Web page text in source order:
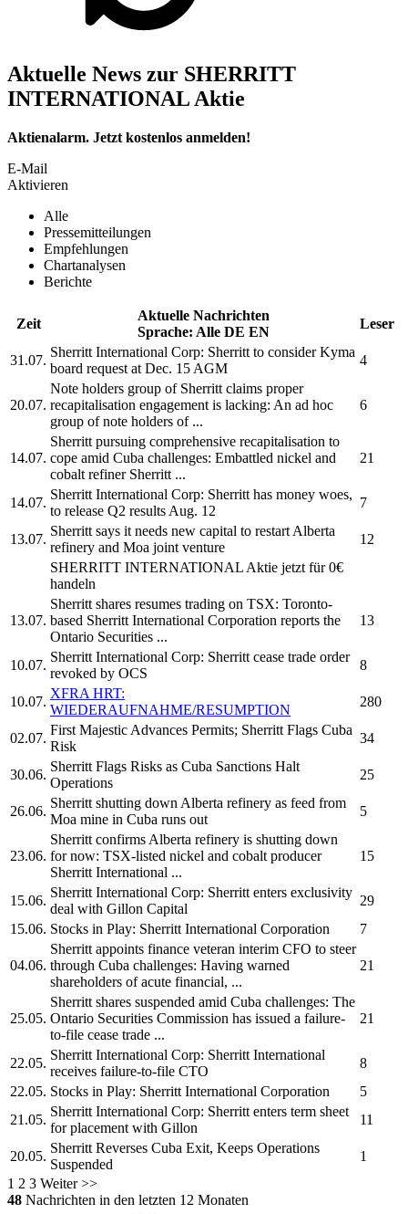
Aktuelle News zur SHERRITT
INTERNATIONAL Aktie
Aktienalarm. Jetzt kostenlos anmelden!
E-Mail
Aktivieren
Alle
Pressemitteilungen
Empfehlungen
Chartanalysen
Berichte
Zeit
Aktuelle Nachrichten
Sprache: Alle DE EN
Leser
31.07.
Sherritt International Corp: Sherritt to consider Kyma
board request at Dec. 15 AGM
4
20.07.
Note holders group ofSherritt claims proper
recapitalisation engagement is lacking: An ad hoc
group of note holders of ...
6
14.07.
Sherritt pursuing comprehensive recapitalisation to
cope amid Cuba challenges: Embattled nickel and
cobalt refinerSherritt ...
21
14.07.
Sherritt International Corp: Sherritt has money woes,
to release Q2 results Aug. 12
7
13.07.
Sherritt says it needs new capital to restart Alberta
refinery and Moa joint venture
12
SHERRITT INTERNATIONAL Aktie jetzt für 0€
handeln
13.07.
Sherritt shares resumes trading on TSX: Toronto-
based Sherritt International Corporation reports the
Ontario Securities ...
13
10.07.
Sherritt International Corp: Sherritt cease trade order
revoked by OCS
8
10.07.
XFRA HRT:
WIEDERAUFNAHME/RESUMPTION
280
02.07.
First Majestic Advances Permits; Sherritt Flags Cuba
Risk
34
30.06.
Sherritt Flags Risks as Cuba Sanctions Halt
Operations
25
26.06.
Sherritt shutting down Alberta refinery as feed from
Moa mine in Cuba runs out
5
23.06.
Sherritt confirms Alberta refinery is shutting down
for now: TSX-listed nickel and cobalt producer
Sherritt International ...
15
15.06.
Sherritt International Corp: Sherritt enters exclusivity
deal with Gillon Capital
29
15.06. Stocks in Play: Sherritt International Corporation 7
04.06.
Sherritt appoints finance veteran interim CFO to steer
through Cuba challenges: Having warned
shareholders of acute financial, ...
21
25.05.
Sherritt shares suspended amid Cuba challenges: The
Ontario Securities Commission has issued a failure-
to-file cease trade ...
21
22.05.
Sherritt International Corp: Sherritt International
receives failure-to-file CTO
8
22.05. Stocks in Play: Sherritt International Corporation
5
21.05.
Sherritt International Corp: Sherritt enters term sheet
for placement with Gillon
11
20.05.
Sherritt Reverses Cuba Exit, Keeps Operations
Suspended
1
1 2 3 Weiter >>
48 Nachrichten in den letzten 12 Monaten